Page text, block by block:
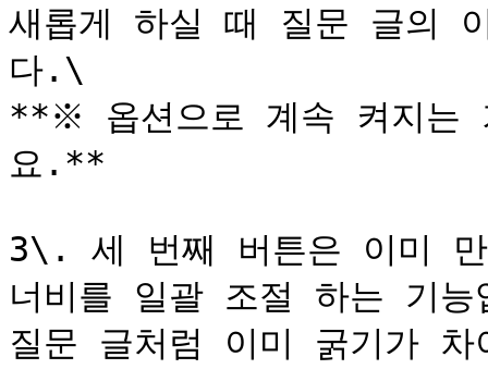
새롭게 하실 때 질문 글의
다.\
**※ 옵션으로 계속 켜지는
요.**
3\. 세 번째 버튼은 이미 만
너비를 일괄 조절 하는 기
질문 글처럼 이미 굵기가